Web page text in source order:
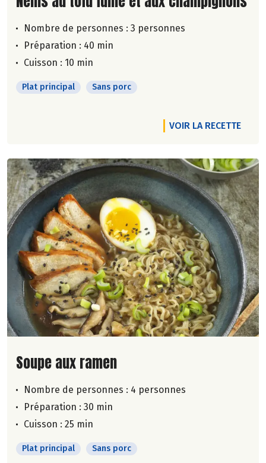
Nombre de personnes : 3 personnes
Préparation : 40 min
Cuisson : 10 min
Plat principal Sans porc
VOIR LA RECETTE
Lire la suite de la recette
Soupe aux ramen
Nombre de personnes : 4 personnes
Préparation : 30 min
Cuisson : 25 min
Plat principal Sans porc